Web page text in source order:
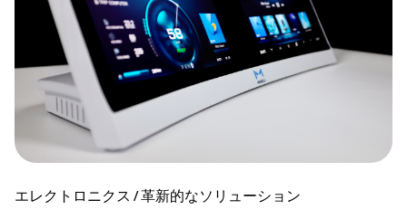
エレクトロニクス / 革新的なソリューション